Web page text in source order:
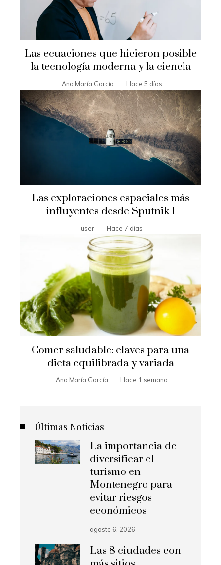
Las ecuaciones que hicieron posible
la tecnología moderna y la ciencia
Ana María García Hace 5 días
Las exploraciones espaciales más
influyentes desde Sputnik 1
user Hace 7 días
Comer saludable: claves para una
dieta equilibrada y variada
Ana María García Hace 1 semana
Últimas Noticias
La importancia de
diversificar el
turismo en
Montenegro para
evitar riesgos
económicos
agosto 6, 2026
Las 8 ciudades con